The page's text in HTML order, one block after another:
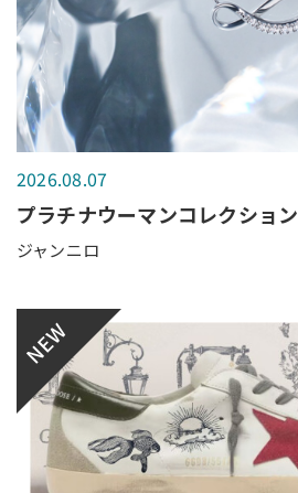
2026.08.07
プラチナウーマンコレクション
ジャンニロ
NEW